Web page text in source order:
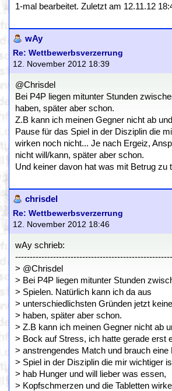
1-mal bearbeitet. Zuletzt am 12.11.12
wAy
Re: Wettbewerbsverzerrung
12. November 2012 18:39
@Chrisdel
Bei P4P liegen mitunter Stunden
haben, später aber schon.
Z.B kann ich meinen Gegner nicht ab
Pause für das Spiel in der Disziplin die
wirken noch nicht... Je nach Ergeiz,
nicht will/kann, später aber schon.
Und keiner davon hat was mit Betrug zu
chrisdel
Re: Wettbewerbsverzerrung
12. November 2012 18:46
wAy schrieb:
> @Chrisdel
> Bei P4P liegen mitunter Stunden
> Spielen. Natürlich kann ich da aus
> unterschiedlichsten Gründen jetzt
> haben, später aber schon.
> Z.B kann ich meinen Gegner nicht ab
> Bock auf Stress, ich hatte gerade erst
> anstrengendes Match und brauch eine
> Spiel in der Disziplin die mir wichtiger
> hab Hunger und will lieber was essen,
> Kopfschmerzen und die Tabletten